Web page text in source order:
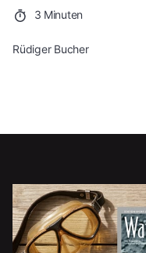
3 Minuten
Rüdiger Bucher